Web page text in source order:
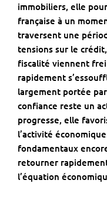
immobiliers, elle
française à un
traversent une
tensions sur le
fiscalité viennent
rapidement
largement portée
confiance reste un
progresse, elle
l’activité
fondamentaux
retourner
l’équation